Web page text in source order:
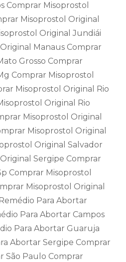
Comprar Misoprostol
Misoprostol Original
Original Jundiái
Manaus Comprar
Grosso Comprar
Comprar Misoprostol
Misoprostol Original Rio
Original Rio
Misoprostol Original
Misoprostol Original
Original Salvador
Sergipe Comprar
Comprar Misoprostol
Misoprostol Original
Para Abortar
Para Abortar Campos
Para Abortar Guaruja
Abortar Sergipe Comprar
São Paulo Comprar